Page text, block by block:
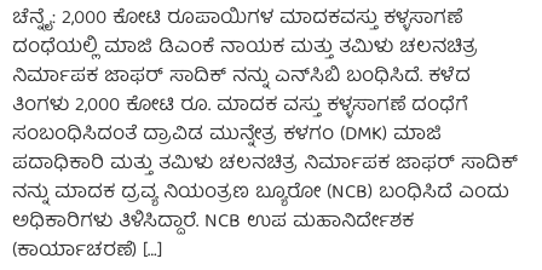
ಚೆನ್ನೈ: 2,000 ಕೋಟಿ ರೂಪಾಯಿಗಳ ಮಾದಕವಸ್ತು ಕಳ್ಳಸಾಗಣೆ
ದಂಧೆಯಲ್ಲಿ ಮಾಜಿ ಡಿಎಂಕೆ ನಾಯಕ ಮತ್ತು ತಮಿಳು ಚಲನಚಿತ್ರ
ನಿರ್ಮಾಪಕ ಜಾಫರ್ ಸಾದಿಕ್ ನನ್ನು ಎನ್‌ಸಿಬಿ ಬಂಧಿಸಿದೆ. ಕಳೆದ
ತಿಂಗಳು 2,000 ಕೋಟಿ ರೂ. ಮಾದಕ ವಸ್ತು ಕಳ್ಳಸಾಗಣೆ ದಂಧೆಗೆ
ಸಂಬಂಧಿಸಿದಂತೆ ದ್ರಾವಿಡ ಮುನ್ನೇತ್ರ ಕಳಗಂ (DMK) ಮಾಜಿ
ಪದಾಧಿಕಾರಿ ಮತ್ತು ತಮಿಳು ಚಲನಚಿತ್ರ ನಿರ್ಮಾಪಕ ಜಾಫರ್ ಸಾದಿಕ್
ನನ್ನು ಮಾದಕ ದ್ರವ್ಯ ನಿಯಂತ್ರಣ ಬ್ಯೂರೋ (NCB) ಬಂಧಿಸಿದೆ ಎಂದು
ಅಧಿಕಾರಿಗಳು ತಿಳಿಸಿದ್ದಾರೆ. NCB ಉಪ ಮಹಾನಿರ್ದೇಶಕ
(ಕಾರ್ಯಾಚರಣೆ) […]